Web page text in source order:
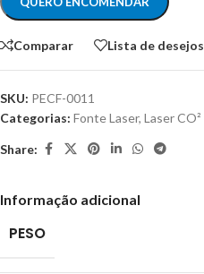
Comparar Lista de desejos
SKU: PECF-0011
Categorias: Fonte Laser, Laser CO²
Share:
Informação adicional
PESO